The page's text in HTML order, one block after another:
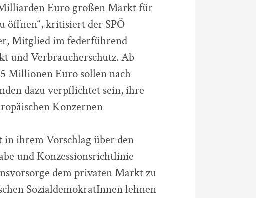
Euro großen Markt für
öffnen“, kritisiert der SPÖ-
Mitglied im federführend
und Verbraucherschutz. Ab
Millionen Euro sollen nach
dazu verpflichtet sein, ihre
Konzernen
in ihrem Vorschlag über den
und Konzessionsrichtlinie
dem privaten Markt zu
SozialdemokratInnen lehnen